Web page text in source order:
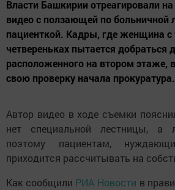
Власти Башкирии отреагировали
видео с ползающей по больничной
пациенткой. Кадры, где женщина с
четвереньках пытается добраться
расположенного на втором этаже,
свою проверку начала прокуратура.
Автор видео в ходе съемки
нет специальной лестницы, а
поэтому пациентам,
приходится рассчитывать на
Как сообщили РИА Новости в